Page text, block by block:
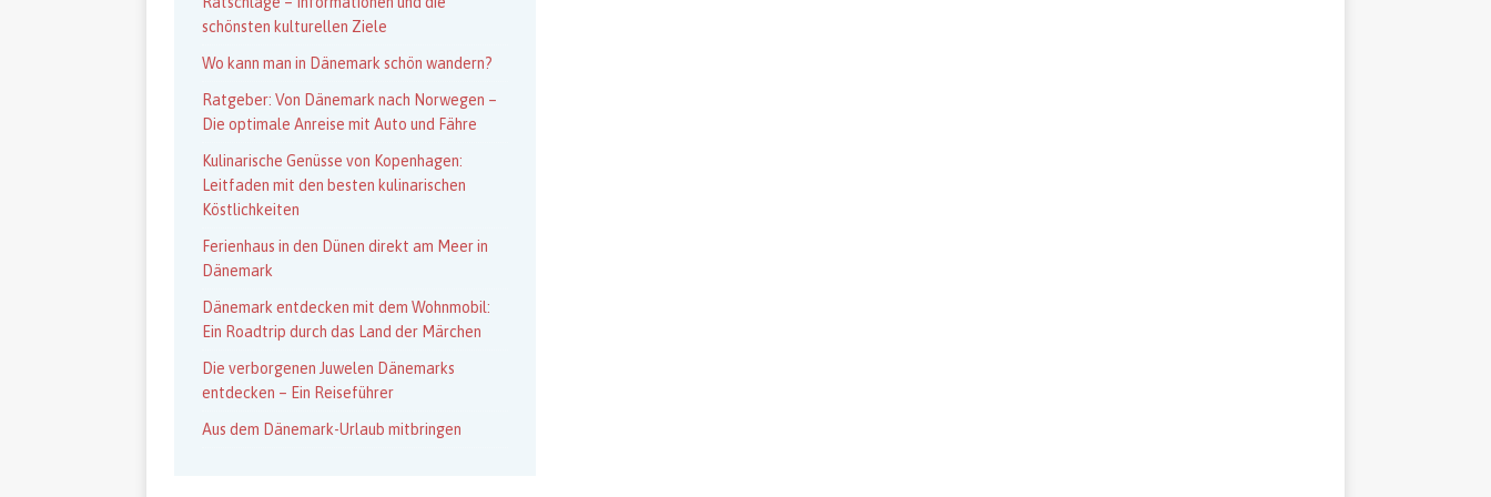
schönsten kulturellen Ziele
Wo kann man in Dänemark schön wandern?
Ratgeber: Von Dänemark nach Norwegen –
Die optimale Anreise mit Auto und Fähre
Kulinarische Genüsse von Kopenhagen:
Leitfaden mit den besten kulinarischen
Köstlichkeiten
Ferienhaus in den Dünen direkt am Meer in
Dänemark
Dänemark entdecken mit dem Wohnmobil:
Ein Roadtrip durch das Land der Märchen
Die verborgenen Juwelen Dänemarks
entdecken – Ein Reiseführer
Aus dem Dänemark-Urlaub mitbringen